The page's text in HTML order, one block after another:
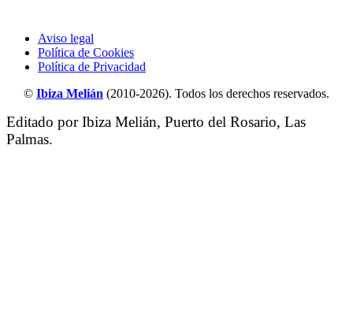
Aviso legal
Política de Cookies
Política de Privacidad
© Ibiza Melián (2010-2026). Todos los derechos reservados.
Editado por Ibiza Melián, Puerto del Rosario, Las
Palmas.